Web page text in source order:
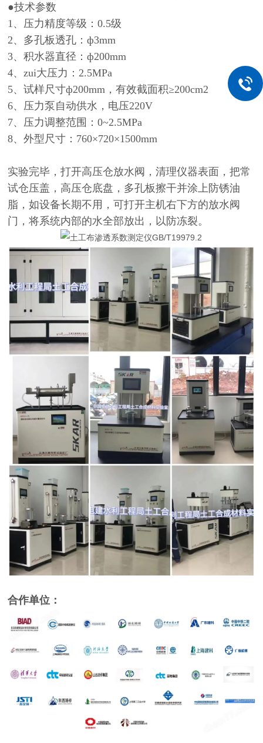
●技术参数
1、压力精度等级：0.5级
2、多孔板透孔：ф3mm
3、积水器直径：ф200mm
4、zui大压力：2.5MPa
5、试样尺寸ф200mm，有效截面积≥200cm2
6、压力泵自动供水，电压220V
7、压力调整范围：0~2.5MPa
8、外型尺寸：760×720×1500mm
实验完毕，打开高压仓放水阀，清理仪器表面，把常
试仓压盖，高压仓底盘，多孔板擦干并涂上防锈油
脂，如设备长期不用，可打开主机右下方的放水阀
门，将系统内部的水全部放出，以防冻裂。
合作单位：